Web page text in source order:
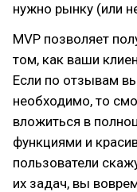
нужно рынку (или
MVP позволяет
том, как ваши
Если по отзывам
необходимо, то
вложиться в
функциями и
пользователи
их задач, вы